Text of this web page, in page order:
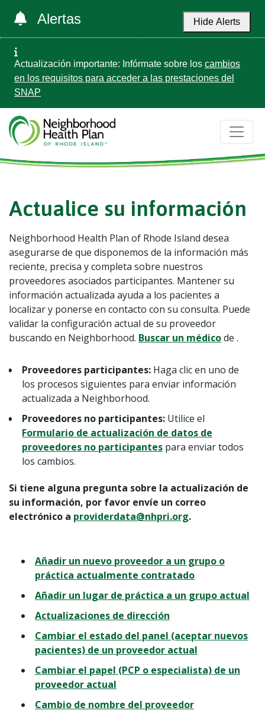
Alertas Hide Alerts
Actualización importante: Infórmate sobre los cambios
en los requisitos para acceder a las prestaciones del
SNAP
Actualice su información
Neighborhood Health Plan of Rhode Island desea
asegurarse de que disponemos de la información más
reciente, precisa y completa sobre nuestros
proveedores asociados participantes. Mantener su
información actualizada ayuda a los pacientes a
localizar y ponerse en contacto con su consulta. Puede
validar la configuración actual de su proveedor
buscando en Neighborhood. Buscar un médicode .
Proveedores participantes: Haga clic en uno de
los procesos siguientes para enviar información
actualizada a Neighborhood.
Proveedores no participantes: Utilice el
Formulario de actualización de datos de
proveedores no participantes para enviar todos
los cambios.
Si tiene alguna pregunta sobre la actualización de
su información, por favor envíe un correo
electrónico a providerdata@nhpri.org.
Añadir un nuevo proveedor a un grupo o
práctica actualmente contratado
Añadir un lugar de práctica a un grupo actual
Actualizaciones de dirección
Cambiar el estado del panel (aceptar nuevos
pacientes) de un proveedor actual
Cambiar el papel (PCP o especialista) de un
proveedor actual
Cambio de nombre del proveedor